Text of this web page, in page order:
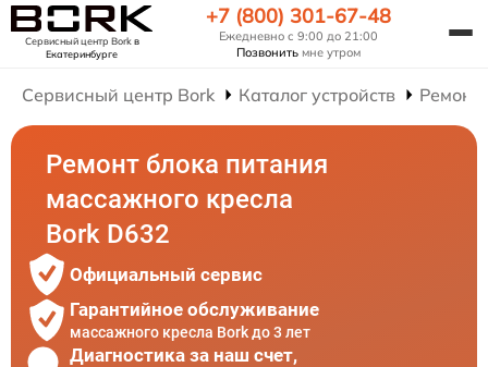
Сервисный центр Borkв
Екатеринбурге
+7 (800) 301-67-48
Ежедневно с 9:00 до 21:00
Позвонить мне утром
Сервисный центр Bork Каталог устройств
Ремонт блока питания
массажного кресла
Bork D632
Официальный сервис
Гарантийное обслуживание
массажного кресла Bork до 3 лет
Диагностика за наш счет,